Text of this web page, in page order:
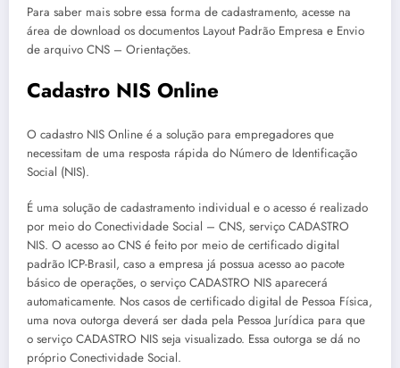
Para saber mais sobre essa forma de cadastramento, acesse na
área de download os documentos Layout Padrão Empresa e Envio
de arquivo CNS – Orientações.​
Cadastro NIS Online
O cadastro NIS Online é a solução para empregadores que
necessitam de uma resposta rápida do Número de Identificação
Social (NIS).
É uma solução de cadastramento individual e o acesso é realizado
por meio do Conectividade Social – CNS, serviço CADASTRO
NIS. O acesso ao CNS é feito por meio de certificado digital
padrão ICP-Brasil, caso a empresa já possua acesso ao pacote
básico de operações, o serviço CADASTRO NIS aparecerá
automaticamente. Nos casos de certificado digital de Pessoa Física,
uma nova outorga deverá ser dada pela Pessoa Jurídica para que
o serviço CADASTRO NIS seja visualizado. Essa outorga se dá no
próprio Conectividade Social.